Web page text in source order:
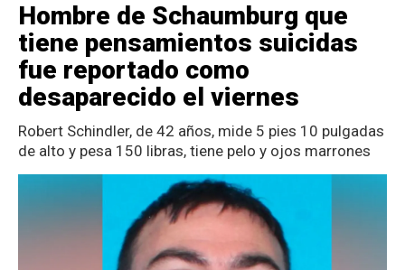
Hombre de Schaumburg que
tiene pensamientos suicidas
fue reportado como
desaparecido el viernes
Robert Schindler, de 42 años, mide 5 pies 10 pulgadas
de alto y pesa 150 libras, tiene pelo y ojos marrones